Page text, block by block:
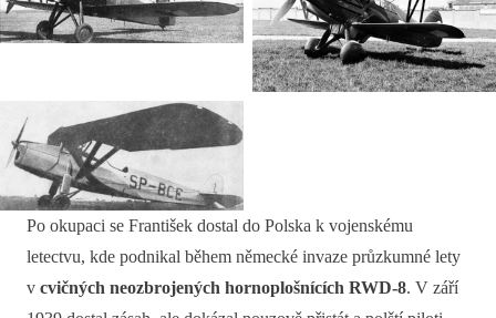
Po okupaci se František dostal do Polska k vojenskému
letectvu, kde podnikal během německé invaze průzkumné lety
v cvičných neozbrojených hornoplošnících RWD-8. V září